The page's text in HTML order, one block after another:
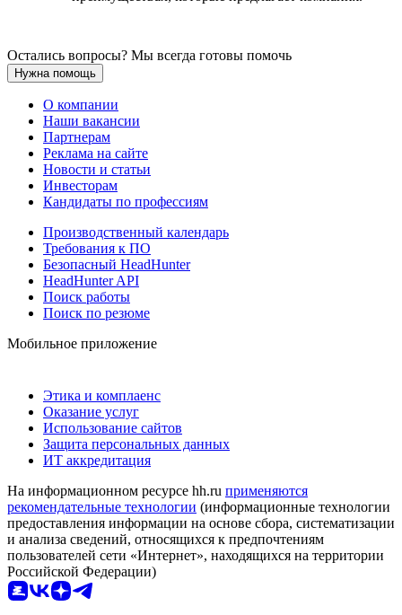
Остались вопросы? Мы всегда готовы помочь
Нужна помощь
О компании
Наши вакансии
Партнерам
Реклама на сайте
Новости и статьи
Инвесторам
Кандидаты по профессиям
Производственный календарь
Требования к ПО
Безопасный HeadHunter
HeadHunter API
Поиск работы
Поиск по резюме
Мобильное приложение
Этика и комплаенс
Оказание услуг
Использование сайтов
Защита персональных данных
ИТ аккредитация
На информационном ресурсе hh.ru применяются
рекомендательные технологии (информационные технологии
предоставления информации на основе сбора, систематизации
и анализа сведений, относящихся к предпочтениям
пользователей сети «Интернет», находящихся на территории
Российской Федерации)